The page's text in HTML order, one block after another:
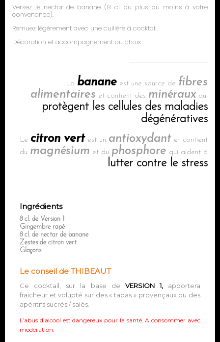
Versez le nectar de banane (8 cl. ou plus ou moins à votre
convenance).
Remuez légèrement avec une cuillère à cocktail.
Décoration et accompagnement au choix.
La banane est une source de fibres
alimentaires et contient des minéraux qui
protègent les cellules des maladies
dégénératives
Le citron vert est un antioxydant et contient
du magnésium et du phosphore qui aident à
lutter contre le stress
Ingrédients
8 cl. de Version 1
Gingembre rapé
8 cl. de nectar de banane
Zestes de citron vert
Glaçons
Le conseil de THIBEAUT
Ce cocktail, sur la base de VERSION 1, apportera
fraicheur et volupté sur des « tapas » provençaux ou des
apéritifs sucrés / salés.
L’abus d’alcool est dangereux pour la santé. A consommer avec
modération.